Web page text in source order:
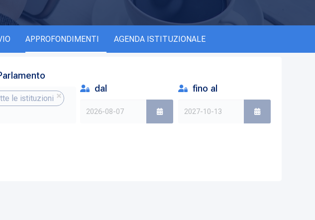
APPROFONDIMENTI AGENDA ISTITUZIONALE
le istituzioni
dal fino al